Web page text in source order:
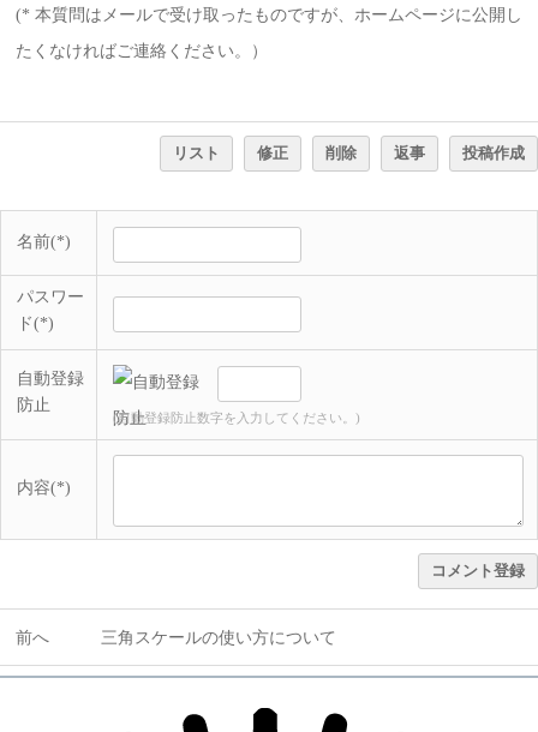
(* 本質問はメールで受け取ったものですが、ホームページに公開し
たくなければご連絡ください。）
リスト 修正 削除 返事 投稿作成
名前(*)
パスワー
ド(*)
自動登録
防止
(自動登録防止数字を入力してください。)
内容(*)
コメント登録
前へ 三角スケールの使い方について